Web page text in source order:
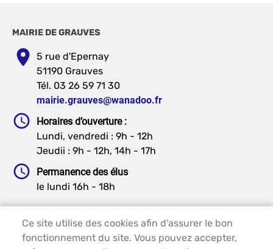
MAIRIE DE GRAUVES
5 rue d'Epernay
51190 Grauves
Tél. 03 26 59 71 30
mairie.grauves@wanadoo.fr
Horaires d’ouverture :
Lundi, vendredi : 9h - 12h
Jeudii : 9h - 12h, 14h - 17h
Permanence des élus
le lundi 16h - 18h
Ce site utilise des cookies afin d'assurer le bon
fonctionnement du site. Vous pouvez accepter,
PIED DE PAGE - GRAUVES
ACCUEIL
PLAN DU SITE